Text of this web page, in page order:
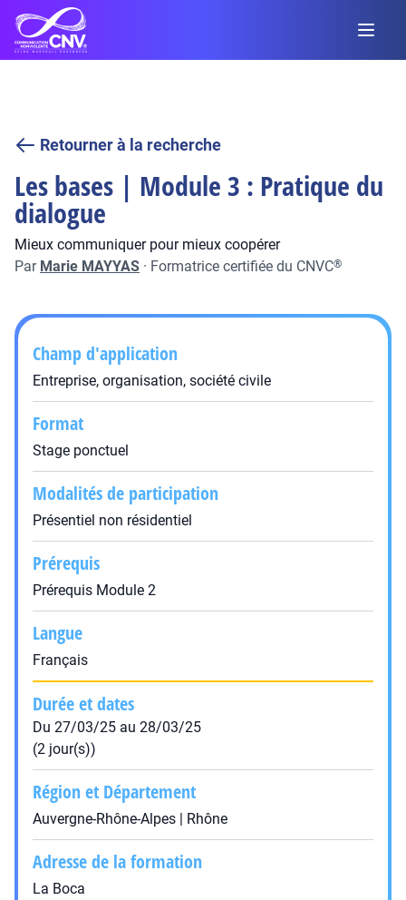
Retourner à la recherche
Les bases | Module 3 : Pratique du
dialogue
Mieux communiquer pour mieux coopérer
Par Marie MAYYAS · Formatrice certifiée du CNVC®
Champ d'application
Entreprise, organisation, société civile
Format
Stage ponctuel
Modalités de participation
Présentiel non résidentiel
Prérequis
Prérequis Module 2
Langue
Français
Durée et dates
Du 27/03/25 au 28/03/25
(2 jour(s))
Région et Département
Auvergne-Rhône-Alpes | Rhône
Adresse de la formation
La Boca